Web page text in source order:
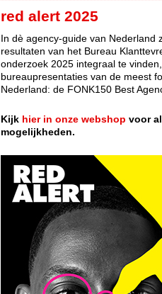
red alert 2025
In dè agency-guide van Nederland
resultaten van het Bureau
onderzoek 2025 integraal te
bureaupresentaties van de meest
Nederland: de FONK150 Best
Kijk hier in onze webshop voor
mogelijkheden.